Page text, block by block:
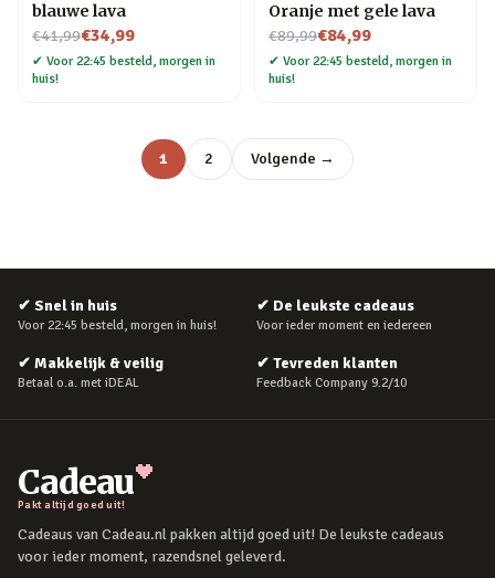
blauwe lava
€41,99
Nu voor€34,99
✔ Voor 22:45 besteld, morgen in
huis!
Oranje met gele lava
€89,99
Nu voor€84,99
✔ Voor 22:45 besteld, morgen in
huis!
1 2 Volgende →
✔ Snel in huis
Voor 22:45 besteld, morgen in huis!
✔ De leukste cadeaus
Voor ieder moment en iedereen
✔ Makkelijk & veilig
Betaal o.a. met iDEAL
✔ Tevreden klanten
Feedback Company 9.2/10
Cadeau
Pakt altijd goed uit!
Cadeaus van Cadeau.nl pakken altijd goed uit! De leukste cadeaus
voor ieder moment, razendsnel geleverd.